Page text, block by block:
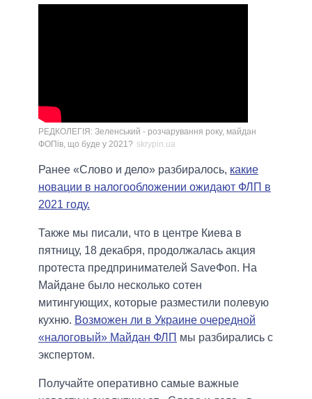
РЕДКОЛЕГІЯ: Зеленський - розчарування року, майдан
ФОПів, що буде у 2021? skrypin.ua
Ранее «Слово и дело» разбиралось, какие
новации в налогообложении ожидают ФЛП в
2021 году.
Также мы писали, что в центре Киева в
пятницу, 18 декабря, продолжалась акция
протеста предпринимателей SaveФоп. На
Майдане было несколько сотен
митингующих, которые разместили полевую
кухню. Возможен ли в Украине очередной
«налоговый» Майдан ФЛП мы разбирались с
экспертом.
Получайте оперативно самые важные